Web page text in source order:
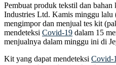
Pembuat produk tekstil dan
Industries Ltd. Kamis minggu lalu
mengimpor dan menjual tes kit
mendeteksi Covid-19 dalam 15
menjualnya dalam minggu ini di
Kit yang dapat mendeteksi Covid-